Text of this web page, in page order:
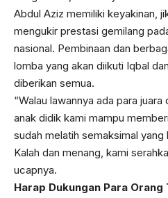
Abdul Aziz memiliki keyakinan,
mengukir prestasi gemilang
nasional. Pembinaan dan
lomba yang akan diikuti Iqbal
diberikan semua.
“Walau lawannya ada para
anak didik kami mampu
sudah melatih semaksimal
Kalah dan menang, kami
ucapnya.
Harap Dukungan Para Orang